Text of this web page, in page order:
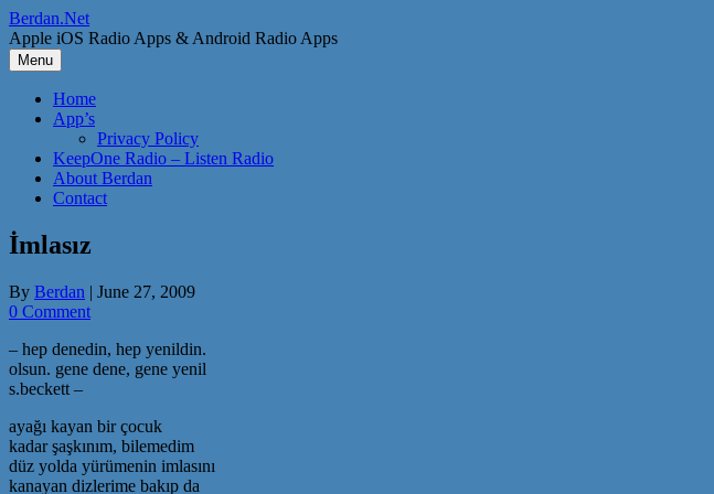
Skip
to
content
Berdan.Net
Apple iOS Radio Apps & Android Radio Apps
Menu
Home
App’s
Privacy Policy
KeepOne Radio – Listen Radio
About Berdan
Contact
İmlasız
By Berdan | June 27, 2009
0 Comment
– hep denedin, hep yenildin.
olsun. gene dene, gene yenil
s.beckett –
ayağı kayan bir çocuk
kadar şaşkınım, bilemedim
düz yolda yürümenin imlasını
kanayan dizlerime bakıp da